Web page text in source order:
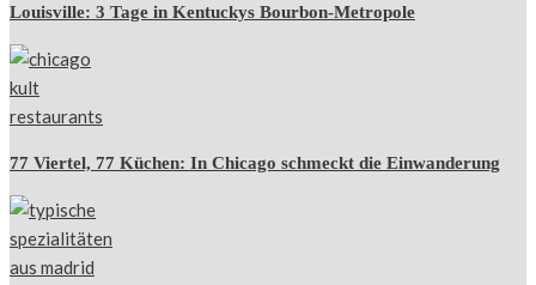
Louisville: 3 Tage in Kentuckys Bourbon-Metropole
77 Viertel, 77 Küchen: In Chicago schmeckt die Einwanderung